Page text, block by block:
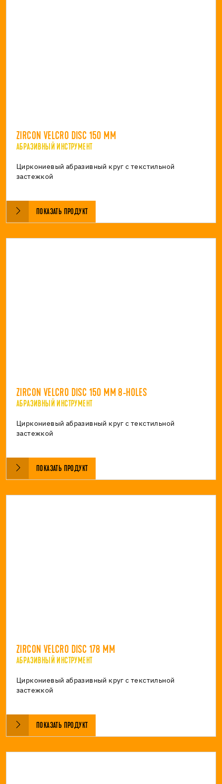
ZIRCON VELCRO DISC 150 MM
АБРАЗИВНЫЙ ИНСТРУМЕНТ
Циркониевый абразивный круг с текстильной
застежкой
ПОКАЗАТЬ ПРОДУКТ
ZIRCON VELCRO DISC 150 MM 8-HOLES
АБРАЗИВНЫЙ ИНСТРУМЕНТ
Циркониевый абразивный круг с текстильной
застежкой
ПОКАЗАТЬ ПРОДУКТ
ZIRCON VELCRO DISC 178 MM
АБРАЗИВНЫЙ ИНСТРУМЕНТ
Циркониевый абразивный круг с текстильной
застежкой
ПОКАЗАТЬ ПРОДУКТ